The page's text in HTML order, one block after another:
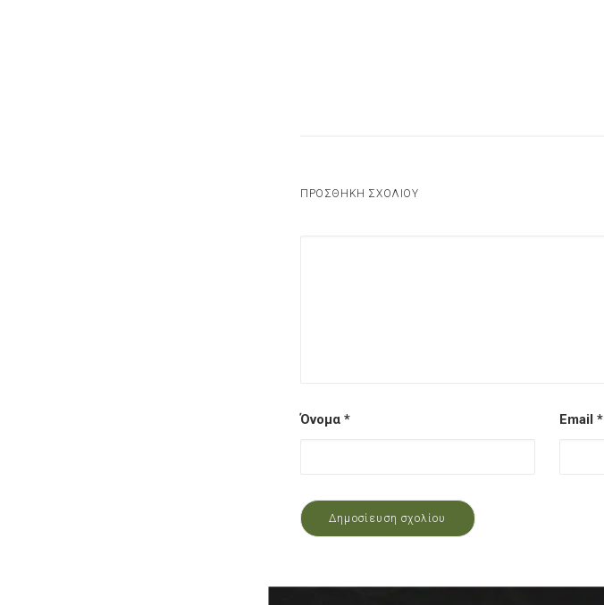
ΠΡΟΣΘΉΚΗ ΣΧΟΛΊΟΥ
Όνομα * Email *